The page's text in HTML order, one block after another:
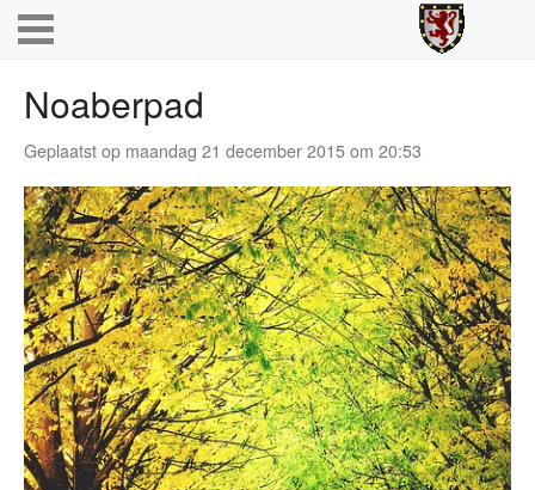
Noaberpad
Geplaatst op maandag 21 december 2015 om 20:53